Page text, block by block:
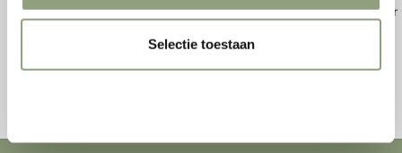
Selectie toestaan
En savoir